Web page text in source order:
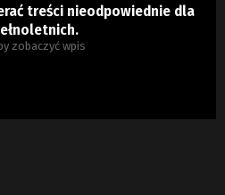
treści nieodpowiednie dla
zobaczyć wpis